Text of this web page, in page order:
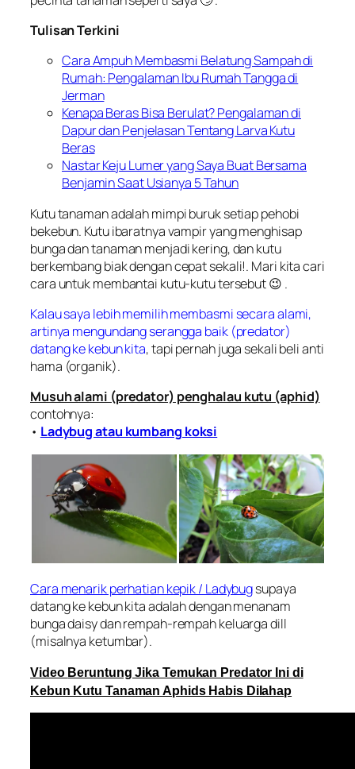
Tulisan Terkini
Cara Ampuh Membasmi Belatung Sampah di
Rumah: Pengalaman Ibu Rumah Tangga di
Jerman
Kenapa Beras Bisa Berulat? Pengalaman di
Dapur dan Penjelasan Tentang Larva Kutu
Beras
Nastar Keju Lumer yang Saya Buat Bersama
Benjamin Saat Usianya 5 Tahun
Kutu tanaman adalah mimpi buruk setiap pehobi
bekebun. Kutu ibaratnya vampir yang menghisap
bunga dan tanaman menjadi kering, dan kutu
berkembang biak dengan cepat sekali!. Mari kita cari
cara untuk membantai kutu-kutu tersebut 😉 .
Kalau saya lebih memilih membasmi secara alami,
artinya mengundang serangga baik (predator)
datang ke kebun kita, tapi pernah juga sekali beli anti
hama (organik).
Musuh alami (predator) penghalau kutu (aphid)
contohnya:
• Ladybug atau kumbang koksi
Cara menarik perhatian kepik / Ladybugsupaya
datang ke kebun kita adalah dengan menanam
bunga daisy dan rempah-rempah keluarga dill
(misalnya ketumbar).
Video Beruntung Jika Temukan Predator Ini di
Kebun Kutu Tanaman Aphids Habis Dilahap